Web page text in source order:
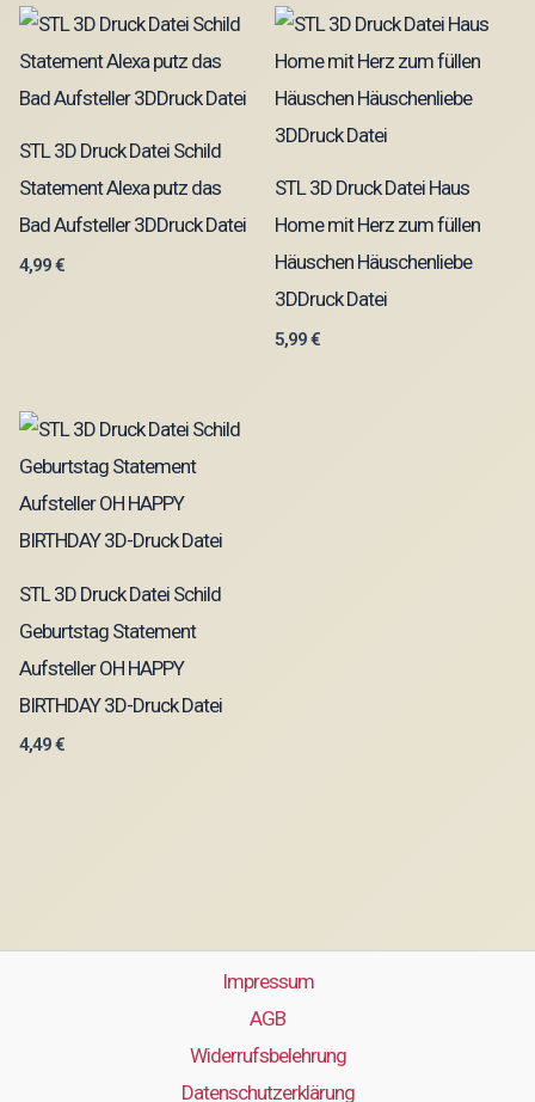
STL 3D Druck Datei Schild
Statement Alexa putz das
Bad Aufsteller 3DDruck Datei
4,99€
STL 3D Druck Datei Haus
Home mit Herz zum füllen
Häuschen Häuschenliebe
3DDruck Datei
5,99€
STL 3D Druck Datei Schild
Geburtstag Statement
Aufsteller OH HAPPY
BIRTHDAY 3D-Druck Datei
4,49€
Impressum
AGB
Widerrufsbelehrung
Datenschutzerklärung